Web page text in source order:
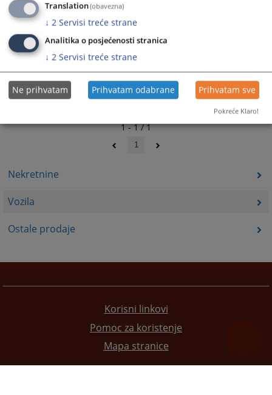
Nekretnine
Vozila
Ostale prodaje
keyboard
shortcuts
for
dates.
for
1 - 1 / 1
1
Korisni linkovi
Pomoc za koristenje
Mapa stranice
Translation(obavezna)
↓ 2 Servisi treće strane
Analitika o posjećenosti stranica
↓ 2 Servisi treće strane
Ne prihvatam Prihvatam odabrane Prihvatam sve
Pokreće Klaro!